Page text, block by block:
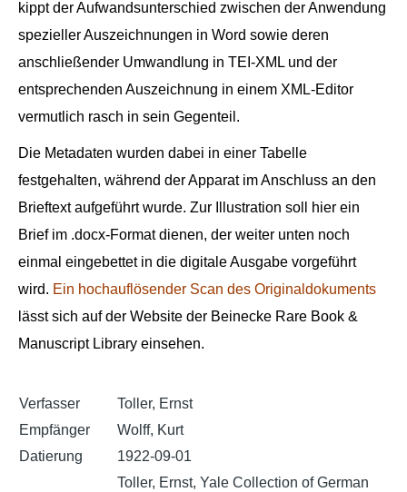
kippt der Aufwandsunterschied zwischen der Anwendung
spezieller Auszeichnungen in Word sowie deren
anschließender Umwandlung in TEI-XML und der
entsprechenden Auszeichnung in einem XML-Editor
vermutlich rasch in sein Gegenteil.
Die Metadaten wurden dabei in einer Tabelle
festgehalten, während der Apparat im Anschluss an den
Brieftext aufgeführt wurde. Zur Illustration soll hier ein
Brief im .docx-Format dienen, der weiter unten noch
einmal eingebettet in die digitale Ausgabe vorgeführt
wird. Ein hochauflösender Scan des Originaldokuments
lässt sich auf der Website der Beinecke Rare Book &
Manuscript Library einsehen.
Verfasser
Toller, Ernst
Empfänger
Wolff, Kurt
Datierung
1922-09-01
Toller, Ernst, Yale Collection of German